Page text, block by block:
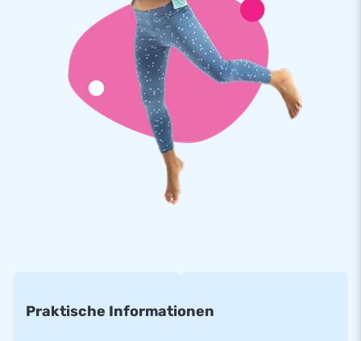
alles für eine schöne Veranstaltung!
Top Qualität und 5 Jahre Garantie
JB Hüpfburgen sind an mehreren Stellen verstärkt und
mehrfach vernäht. Sie werden aus einer hoch qualitativen 9x9
Gewebe PVC Plane produziert. Aufgrund dessen sind sie
langlebig und einfach zu reinigen. Der Kubus wird von JB mit
einer Garantie von 5 Jahr geliefert. Auf diese Weise liefern Sie
mit diesem Produkt, Jahre optimalen Spielspaß.
Kaufen Sie den Kubus und liefern Sie Ihren Kunden den Tag
JB lässt Menschen weltweit seit über 15 Jahren
Praktische Informationen